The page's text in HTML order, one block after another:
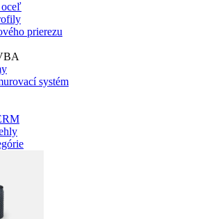
oceľ
prierezu
systém